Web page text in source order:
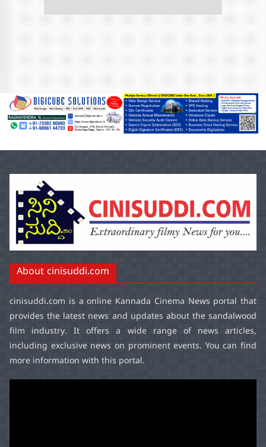
About cinisuddi.com
cinisuddi.com is a online Kannada Cinema News portal that
provides the latest news and updates about the sandalwood
film industry. It offers a wide range of news articles,
including exclusive news on prominent events. You can find
more information with this portal.